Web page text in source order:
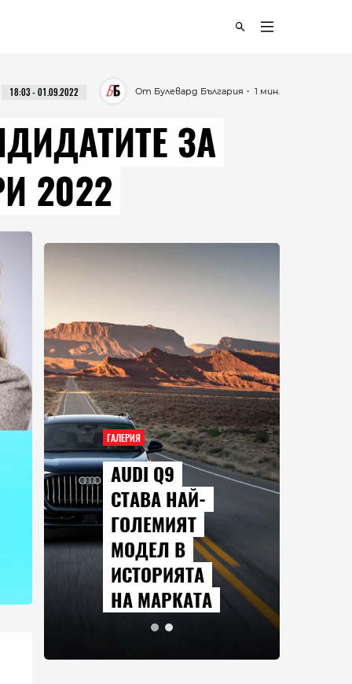
・ 1 мин.
От Булевард България
18:03 - 01.09.2022
ЗА
2022
ГАЛЕРИЯ
AUDI Q9
СТАВА НАЙ-
ГОЛЕМИЯТ
МОДЕЛ В
ИСТОРИЯТА
НА МАРКАТА